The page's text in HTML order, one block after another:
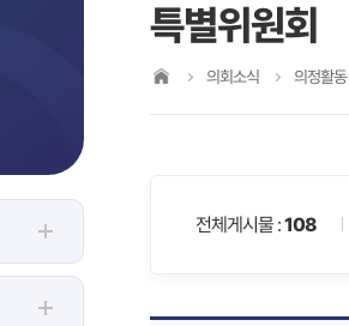
특별위원회
의회소식 의정활동
전체게시물 :108